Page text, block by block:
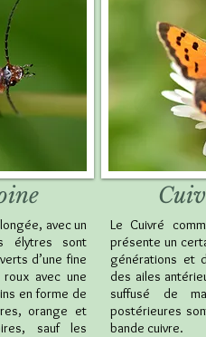
avec un
élytres sont
d’une fine
avec une
en forme de
orange et
sauf les
Le Cuivré
présente un
générations et
des ailes
suffusé de
postérieures
bande cuivre.